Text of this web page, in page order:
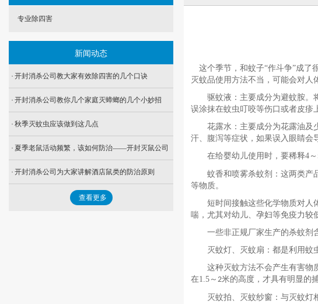
这个季节，和蚊子“作斗争”成了
灭蚊品使用方法不当，可能会对人
驱蚊液：主要成分为避蚊胺。将
误涂抹在蚊虫叮咬等伤口或者皮疹
花露水：主要成分为花露油及少
汗、腹泻等症状，如果误入眼睛会
在给婴幼儿使用时，要稀释4 ～
蚊香和喷雾杀蚊剂：这两类产品
等物质。
短时间接触这些化学物质对人体
喘，尤其对幼儿、孕妇等免疫力较
一些非正规厂家生产的杀蚊剂含
灭蚊灯、灭蚊扇：都是利用蚊虫
这种灭蚊方法不会产生有害物质
在1.5 ～ 2米的高度，才具有明显的
灭蚊拍、灭蚊纱窗：与灭蚊灯相
专业除四害
新闻动态
开封消杀公司教大家有效除四害的几个口诀
开封消杀公司教你几个家庭灭蟑螂的几个小妙招
秋季灭蚊虫应该做到这几点
夏季老鼠活动频繁，该如何防治——开封灭鼠公司
开封消杀公司为大家讲解酒店鼠类的防治原则
查看更多